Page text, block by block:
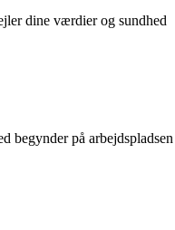
dine værdier og sundhed
begynder på arbejdspladsen